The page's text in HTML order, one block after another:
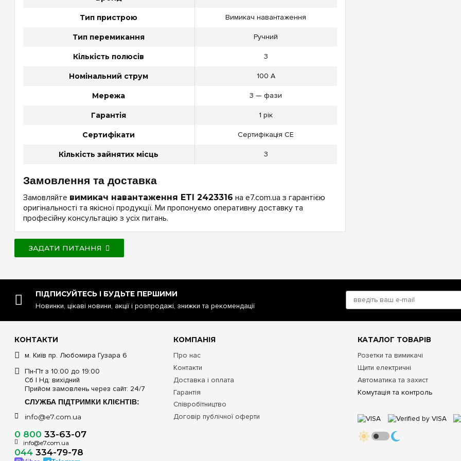
Тип пристрою Вимикач навантаження
Тип перемикання Ручний
Кількість полюсів 3
Номінальний струм 100 А
Мережа 3 — фази
Гарантія 1 рік
Сертифікати Сертифікація CE
Кількість зайнятих місць 3
Замовлення та доставка
Замовляйте вимикач навантаження ETI 2423316 на e7.com.ua з гарантією
оригінальності та якісної продукції. Ми пропонуємо оперативну доставку та
професійну консультацію з усіх питань.
ЗАДАТИ ПИТАННЯ
ПІДПИСУЙТЕСЬ І БУДЬТЕ ПЕРШИМИ
Новинки, цікаві новини, акції і розпродажі, знижки та рекомендації
КОНТАКТИ
м. Київ пр. Любомира Гузара 6
Пн-Пт з 10:00 до 19:00
Сб | Нд: вихідний
Прийом замовлень через сайт: 24/7
СЛУЖБА ПІДТРИМКИ КЛІЄНТІВ:
info@e7.com.ua
0 800 33-63-07
info@e7.com.ua
044334-79-78
КОМПАНІЯ
Про нас
Контакти
Доставка і оплата
Гарантія
Співробітництво
Договір публічної оферти
КАТАЛОГ ТОВАРІВ
Розетки та вимикачі
Щити електричні
Автоматика та захист
Комутація та контроль